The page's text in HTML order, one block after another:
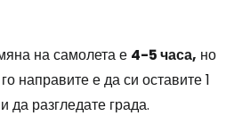
на самолета е 4-5 часа, но
направите е да си оставите 1
да разгледате града.